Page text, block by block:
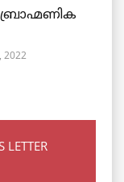
2022
LETTER